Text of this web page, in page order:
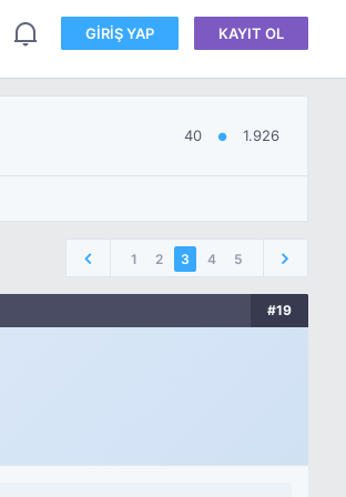
GIRIŞ YAP KAYIT OL
40 ● 1.926
1 2 3 4 5
#19